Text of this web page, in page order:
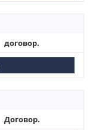
договор.
Договор.